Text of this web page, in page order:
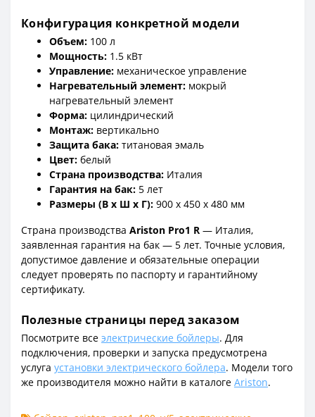
Конфигурация конкретной модели
Объем: 100 л
Мощность: 1.5 кВт
Управление: механическое управление
Нагревательный элемент: мокрый
нагревательный элемент
Форма: цилиндрический
Монтаж: вертикально
Защита бака: титановая эмаль
Цвет: белый
Страна производства: Италия
Гарантия на бак: 5 лет
Размеры (В x Ш x Г): 900 x 450 x 480 мм
Страна производства Ariston Pro1 R — Италия,
заявленная гарантия на бак — 5 лет. Точные условия,
допустимое давление и обязательные операции
следует проверять по паспорту и гарантийному
сертификату.
Полезные страницы перед заказом
Посмотрите все электрические бойлеры. Для
подключения, проверки и запуска предусмотрена
услуга установки электрического бойлера. Модели того
же производителя можно найти в каталоге Ariston.